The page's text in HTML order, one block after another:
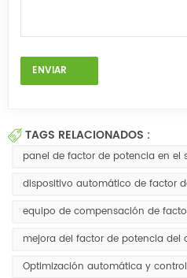
TAGS RELACIONADOS :
panel de factor de potencia en el
dispositivo automático de factor
equipo de compensación de
mejora del factor de potencia del
Optimización automática y